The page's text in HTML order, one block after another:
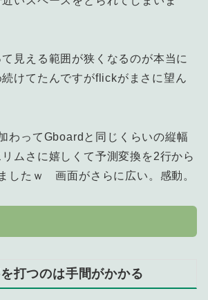
見える範囲が狭くなるのが本当に
けてたんですがflickがまさに望ん
わってGboardと同じくらいの縦幅
ムさに嬉しくて予測変換を2行から
したｗ 画面がさらに広い。感動。
打つのは手間がかかる